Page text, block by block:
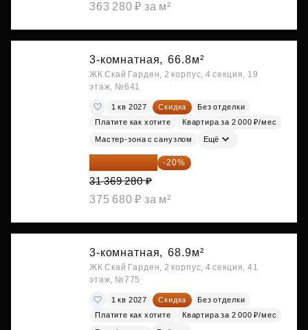
363 280 ₽ за м²
3-комнатная, 66.8м²
ЖК Скай Гарден, 2 корпус, 4 секция, 19
этаж, №641
1 кв 2027 Скидка
Без отделки
Платите как хотите
Квартира за 2 000 ₽/мес
Мастер-зона с санузлом Ещё
25 095 424 ₽ -20%
31 369 280 ₽
375 680 ₽ за м²
3-комнатная, 68.9м²
ЖК Скай Гарден, 2 корпус, 4 секция, 41
этаж, №775
1 кв 2027 Скидка
Без отделки
Платите как хотите
Квартира за 2 000 ₽/мес